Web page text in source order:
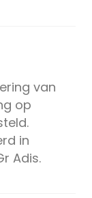
van
op
in
Adis.